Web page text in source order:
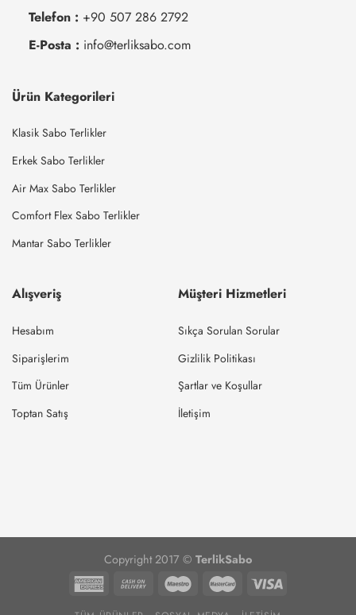
Telefon : +90 507 286 2792
E-Posta : info@terliksabo.com
Ürün Kategorileri
Klasik Sabo Terlikler
Erkek Sabo Terlikler
Air Max Sabo Terlikler
Comfort Flex Sabo Terlikler
Mantar Sabo Terlikler
Alışveriş
Hesabım
Siparişlerim
Tüm Ürünler
Toptan Satış
Müşteri Hizmetleri
Sıkça Sorulan Sorular
Gizlilik Politikası
Şartlar ve Koşullar
İletişim
Copyright 2017 © TerlikSabo